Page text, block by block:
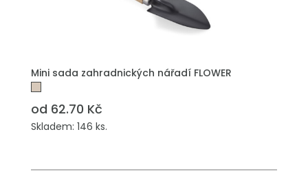
Mini sada zahradnických nářadí FLOWER
od 62.70 Kč
Skladem: 146 ks.